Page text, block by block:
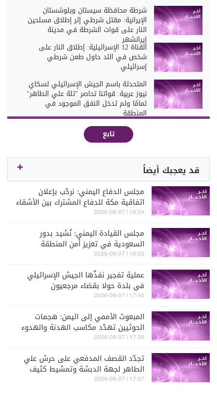
شرطة محافظة سيستان وبلوشستان
الإيرانية: مقتل شرطي إثر إطلاق مسلحين
النار على قوات الشرطة في مدينة
إيرانشهر
القناة 12 الإسرائيلية: إطلاق النار على
شخص في اللد حاول طعن شرطي
إسرائيلي
المتحدثة باسم الجيش الإسرائيلي لسكاي
نيوز عربية: قواتنا تحاصر "تلة علي الطاهر"
تمامًا ولم تدخل النفق الموجود في
المنطقة
تابع
قد يعجبك أيضاً
مجلس الدفاع اليمني: نرحّب بإعلان
اتفاقية مكة للدفاع المشترك بين الأشقاء
في السعودية وتركيا وباكستان
18:04 | 2026-08-07
مجلس القيادة اليمني: نُشيد بدور
السعودية في تعزيز أمن المنطقة
وممرّاتها المائية
18:03 | 2026-08-07
عملية تفجير نفذّها الجيش الإسرائيلي
في بلدة حولا بقضاء مرجعيون
17:40 | 2026-08-07
المبعوث الأممي إلى اليمن: هجمات
الحوثيين تهدّد مكاسب الهدنة والهدوء
النسبي
17:39 | 2026-08-07
تجدّد القصف المدفعي على حرش علي
الطاهر لجهة الدبشة وتمشيط كثيف
بالأسلحة الرشاشة
17:37 | 2026-08-07